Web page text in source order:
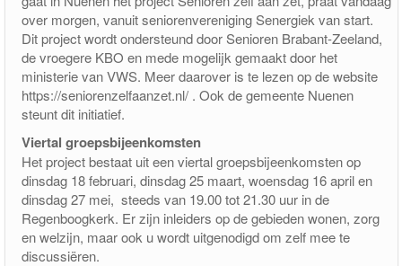
over morgen, vanuit seniorenvereniging Senergiek van start.
Dit project wordt ondersteund door Senioren Brabant-Zeeland,
de vroegere KBO en mede mogelijk gemaakt door het
ministerie van VWS. Meer daarover is te lezen op de website
https://seniorenzelfaanzet.nl/ . Ook de gemeente Nuenen
steunt dit initiatief.
Viertal groepsbijeenkomsten
Het project bestaat uit een viertal groepsbijeenkomsten op
dinsdag 18 februari, dinsdag 25 maart, woensdag 16 april en
dinsdag 27 mei, steeds van 19.00 tot 21.30 uur in de
Regenboogkerk. Er zijn inleiders op de gebieden wonen, zorg
en welzijn, maar ook u wordt uitgenodigd om zelf mee te
discussiëren.